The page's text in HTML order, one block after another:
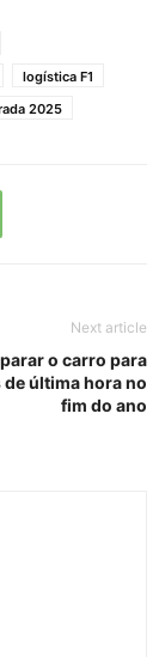
logística F1
2025
Next article
o carro para
de última hora no
fim do ano